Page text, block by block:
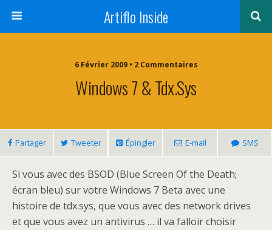
Artiflo Inside
6 Février 2009 • 2 Commentaires
Windows 7 & Tdx.sys
Partager Tweeter Épingler E-mail SMS
Si vous avec des BSOD (Blue Screen Of the Death;
écran bleu) sur votre Windows 7 Beta avec une
histoire de tdx.sys, que vous avec des network drives
et que vous avez un antivirus … il va falloir choisir